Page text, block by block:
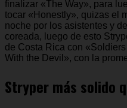
finalizar «The Way», para
tocar «Honestly», quizas el
noche por los asistentes y
coreada, luego de esto
de Costa Rica con
With the Devil», con la
Stryper más solido